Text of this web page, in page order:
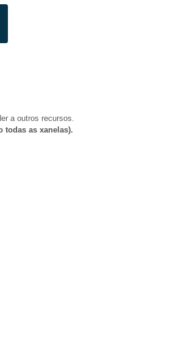
a outros recursos.
todas as xanelas).